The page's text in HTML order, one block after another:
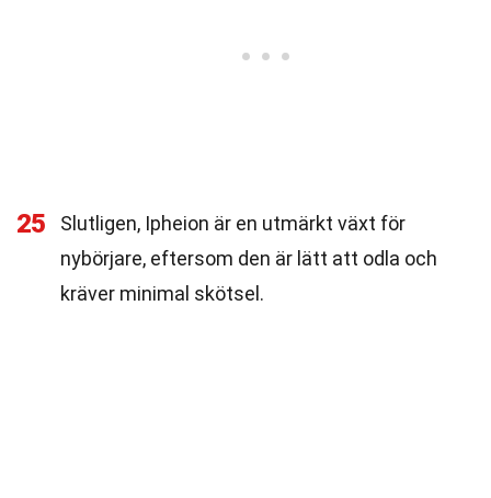
25
Slutligen, Ipheion är en utmärkt växt för
nybörjare, eftersom den är lätt att odla och
kräver minimal skötsel.